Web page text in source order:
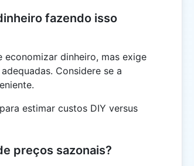
fazendo isso
dinheiro, mas exige
Considere se a
estimar custos DIY versus
preços sazonais?